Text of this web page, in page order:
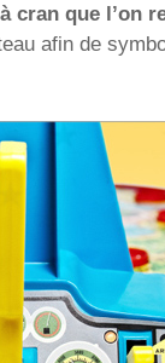
cran que l’on
afin de